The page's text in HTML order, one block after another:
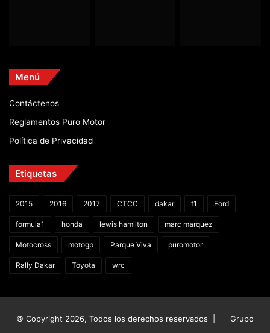
Menú
Contáctenos
Reglamentos Puro Motor
Política de Privacidad
Etiquetas
2015 2016 2017 CTCC dakar f1 Ford
formula1 honda lewis hamilton marc marquez
Motocross motogp Parque Viva puromotor
Rally Dakar Toyota wrc
© Copyright 2026, Todos los derechos reservados |
Grupo